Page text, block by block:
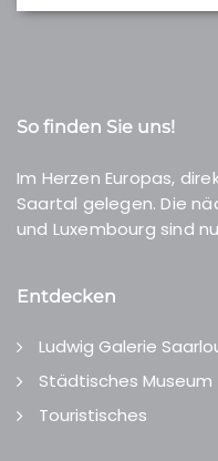
So finden Sie uns!
Im Herzen Europas,
Saartal gelegen. Die
und Luxembourg sind
Entdecken
Ludwig Galerie
Städtisches Museum
Touristisches